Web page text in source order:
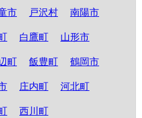
市 戸沢村 南陽市
白鷹町 山形市
町 飯豊町 鶴岡市
庄内町 河北町
西川町